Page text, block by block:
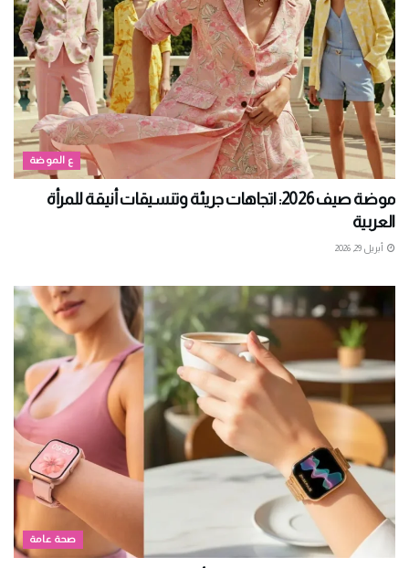
ع الموضة
موضة صيف 2026: اتجاهات جريئة وتنسيقات أنيقة للمرأة
العربية
أبريل 29, 2026
صحة عامة